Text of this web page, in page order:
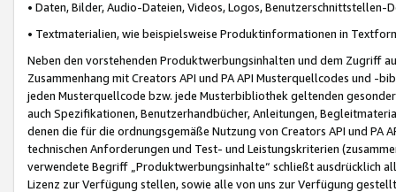
• Daten, Bilder, Audio-Dateien, Videos, Logos, Benutzerschnittstellen-
• Textmaterialien, wie beispielsweise Produktinformationen in
Neben den vorstehenden Produktwerbungsinhalten und dem Zugriff
Zusammenhang mit Creators API und PA API Musterquellcodes und
jeden Musterquellcode bzw. jede Musterbibliothek geltenden
auch Spezifikationen, Benutzerhandbücher, Anleitungen,
denen die für die ordnungsgemäße Nutzung von Creators API und PA
technischen Anforderungen und Test- und Leistungskriterien
verwendete Begriff „Produktwerbungsinhalte“ schließt ausdrücklich
Lizenz zur Verfügung stellen, sowie alle von uns zur Verfügung